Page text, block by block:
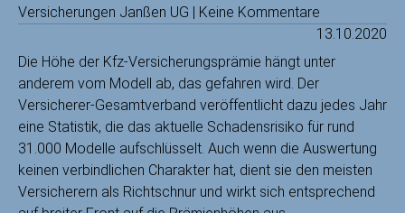
Versicherungen Janßen UG | Keine Kommentare
13.10.2020
Die Höhe der Kfz-Versicherungsprämie hängt unter
anderem vom Modell ab, das gefahren wird. Der
Versicherer-Gesamtverband veröffentlicht dazu jedes Jahr
eine Statistik, die das aktuelle Schadensrisiko für rund
31.000 Modelle aufschlüsselt. Auch wenn die Auswertung
keinen verbindlichen Charakter hat, dient sie den meisten
Versicherern als Richtschnur und wirkt sich entsprechend